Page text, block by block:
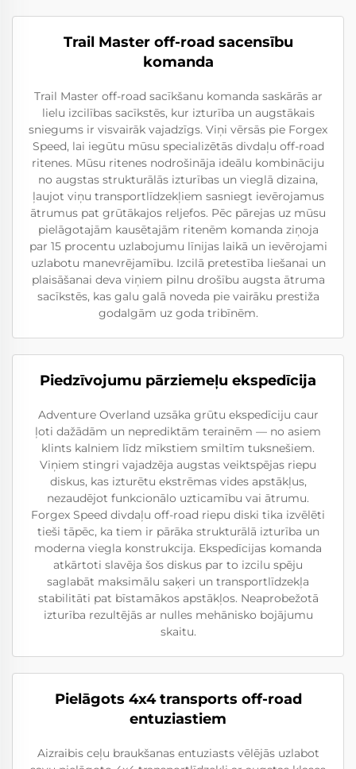
Trail Master off-road sacensību
komanda
Trail Master off-road sacīkšanu komanda saskārās ar
lielu izcilības sacīkstēs, kur izturība un augstākais
sniegums ir visvairāk vajadzīgs. Viņi vērsās pie Forgex
Speed, lai iegūtu mūsu specializētās divdaļu off-road
ritenes. Mūsu ritenes nodrošināja ideālu kombināciju
no augstas strukturālās izturības un vieglā dizaina,
ļaujot viņu transportlīdzekļiem sasniegt ievērojamus
ātrumus pat grūtākajos reljefos. Pēc pārejas uz mūsu
pielāgotajām kausētajām ritenēm komanda ziņoja
par 15 procentu uzlabojumu līnijas laikā un ievērojami
uzlabotu manevrējamību. Izcilā pretestība liešanai un
plaisāšanai deva viņiem pilnu drošību augsta ātruma
sacīkstēs, kas galu galā noveda pie vairāku prestiža
godalgām uz goda tribīnēm.
Piedzīvojumu pārziemeļu ekspedīcija
Adventure Overland uzsāka grūtu ekspedīciju caur
ļoti dažādām un neprediktām terainēm — no asiem
klints kalniem līdz mīkstiem smiltīm tuksnešiem.
Viņiem stingri vajadzēja augstas veiktspējas riepu
diskus, kas izturētu ekstrēmas vides apstākļus,
nezaudējot funkcionālo uzticamību vai ātrumu.
Forgex Speed divdaļu off-road riepu diski tika izvēlēti
tieši tāpēc, ka tiem ir pārāka strukturālā izturība un
moderna viegla konstrukcija. Ekspedīcijas komanda
atkārtoti slavēja šos diskus par to izcilu spēju
saglabāt maksimālu saķeri un transportlīdzekļa
stabilitāti pat bīstamākos apstākļos. Neaprobežotā
izturība rezultējās ar nulles mehānisko bojājumu
skaitu.
Pielāgots 4x4 transports off-road
entuziastiem
Aizraibis ceļu braukšanas entuziasts vēlējās uzlabot